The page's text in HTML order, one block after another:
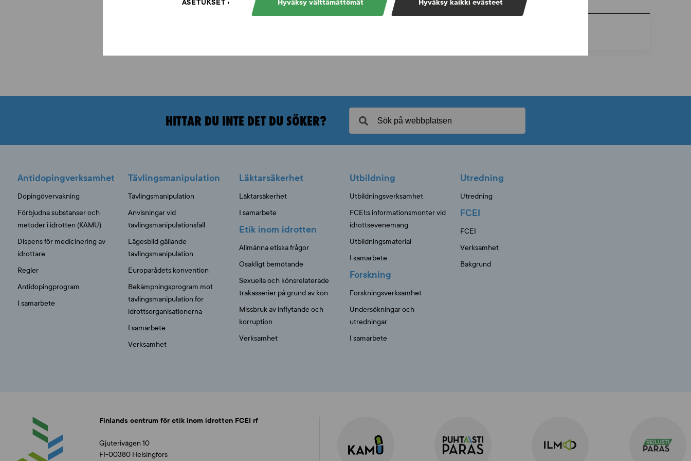
Hyväksy kaikki evästeet
Hyväksy välttämättömät
ASETUKSET
HITTAR DU INTE DET DU SÖKER?
Antidopingverksamhet
Dopingövervakning
Förbjudna substanser och
metoder i idrotten (KAMU)
Dispens för medicinering av
idrottare
Regler
Antidopingprogram
I samarbete
Tävlingsmanipulation
Tävlingsmanipulation
Anvisningar vid
tävlingsmanipulationsfall
Lägesbild gällande
tävlingsmanipulation
Europarådets konvention
Bekämpningsprogram mot
tävlingsmanipulation för
idrottsorganisationerna
I samarbete
Verksamhet
Läktarsäkerhet
Läktarsäkerhet
I samarbete
Etik inom idrotten
Allmänna etiska frågor
Osakligt bemötande
Sexuella och könsrelaterade
trakasserier på grund av kön
Missbruk av inflytande och
korruption
Verksamhet
Utbildning
Utbildningsverksamhet
FCEI:s informationsmonter vid
idrottsevenemang
Utbildningsmaterial
I samarbete
Forskning
Forskningsverksamhet
Undersökningar och
utredningar
I samarbete
Utredning
Utredning
FCEI
FCEI
Verksamhet
Bakgrund
Finlands centrum för etik inom idrotten FCEI rf
Gjuterivägen 10
FI-00380 Helsingfors